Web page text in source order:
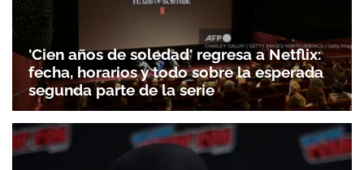
'Cien años de soledad' regresa a Netflix:
fecha, horarios y todo sobre la esperada
segunda parte de la serie